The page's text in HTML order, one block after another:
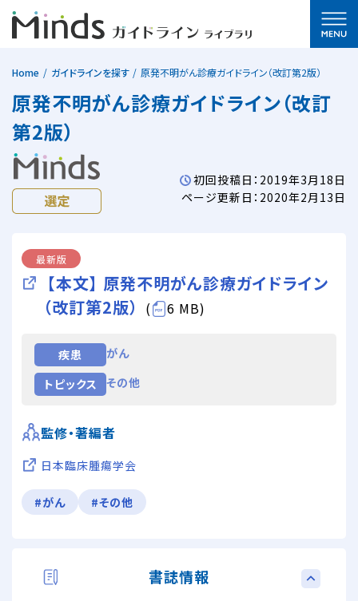
Home ガイドラインを探す 原発不明がん診療ガイドライン（改訂第2版）
原発不明がん診療ガイドライン（改訂
第2版）
初回投稿日：2019年3月18日
ページ更新日：2020年2月13日
最新版
【本文】 原発不明がん診療ガイドライン
（改訂第2版）
( 6 MB)
疾患
がん
トピックス
その他
監修・著編者
日本臨床腫瘍学会
#がん #その他
書誌情報